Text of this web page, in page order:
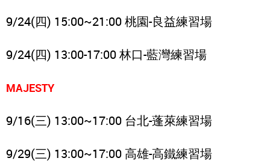
9/24(四) 15:00~21:00 桃園-良益練習場
9/24(四) 13:00-17:00 林口-藍灣練習場
MAJESTY
9/16(三) 13:00~17:00 台北-蓬萊練習場
9/29(三) 13:00~17:00 高雄-高鐵練習場